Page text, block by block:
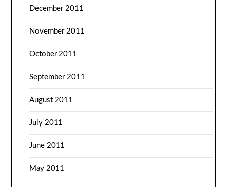
December 2011
November 2011
October 2011
September 2011
August 2011
July 2011
June 2011
May 2011